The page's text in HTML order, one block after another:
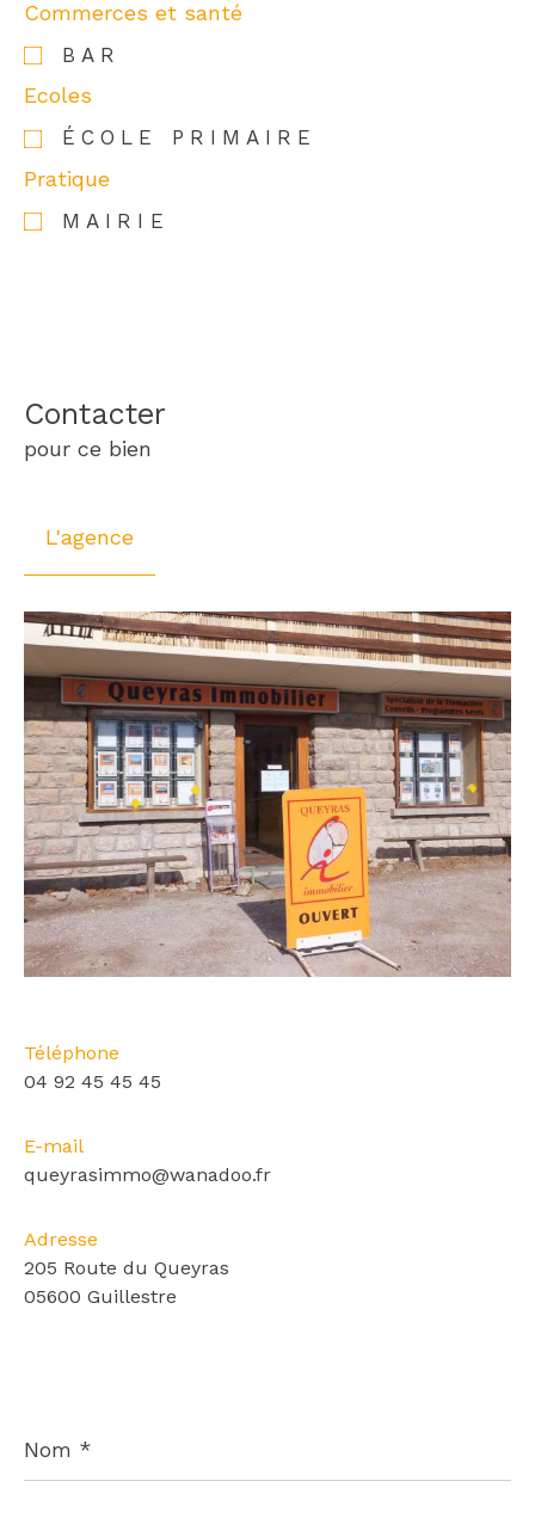
Commerces et santé
BAR
Ecoles
ÉCOLE PRIMAIRE
Pratique
MAIRIE
Contacter
pour ce bien
L'agence
Téléphone
04 92 45 45 45
E-mail
queyrasimmo@wanadoo.fr
Adresse
205 Route du Queyras
05600 Guillestre
*